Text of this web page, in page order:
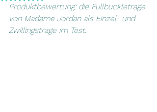
Produktbewertung: die Fullbuckletrage
von Madame Jordan als Einzel- und
Zwillingstrage im Test.